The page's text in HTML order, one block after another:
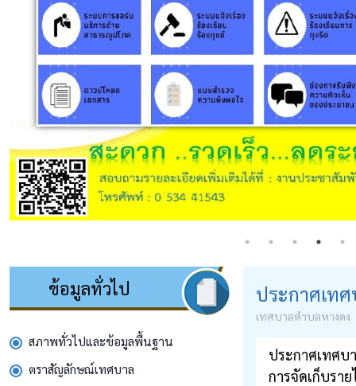
ข้อมูลทั่วไป
สภาพทั่วไปและข้อมูลพื้นฐาน
ตราสัญลักษณ์เทศบาล
ประกาศเท
เทศบาลตำบลหางดง
ประกาศเทศบ
การจัดเก็บรา